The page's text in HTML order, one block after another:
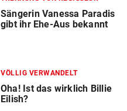
Sängerin Vanessa Paradis
gibt ihr Ehe-Aus bekannt
VÖLLIG VERWANDELT
Oha! Ist das wirklich Billie
Eilish?